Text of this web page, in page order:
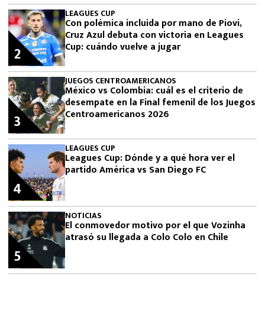
LEAGUES CUP
Con polémica incluida por mano de Piovi,
Cruz Azul debuta con victoria en Leagues
Cup: cuándo vuelve a jugar
2
JUEGOS CENTROAMERICANOS
México vs Colombia: cuál es el criterio de
desempate en la Final femenil de los Juegos
Centroamericanos 2026
3
LEAGUES CUP
Leagues Cup: Dónde y a qué hora ver el
partido América vs San Diego FC
4
NOTICIAS
El conmovedor motivo por el que Vozinha
atrasó su llegada a Colo Colo en Chile
5